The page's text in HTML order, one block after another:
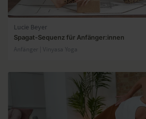
Lucie Beyer
Spagat-Sequenz für Anfänger:innen
Anfänger | Vinyasa Yoga